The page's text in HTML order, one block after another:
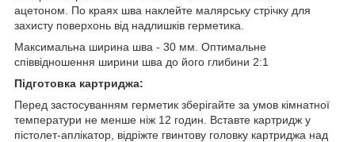
ацетоном. По краях шва наклейте малярську стрічку для
захисту поверхонь від надлишків герметика.
Максимальна ширина шва - 30 мм. Оптимальне
співвідношення ширини шва до його глибини 2:1
Підготовка картриджа:
Перед застосуванням герметик зберігайте за умов кімнатної
температури не менше ніж 12 годин. Вставте картридж у
пістолет-аплікатор, відріжте гвинтову головку картриджа над